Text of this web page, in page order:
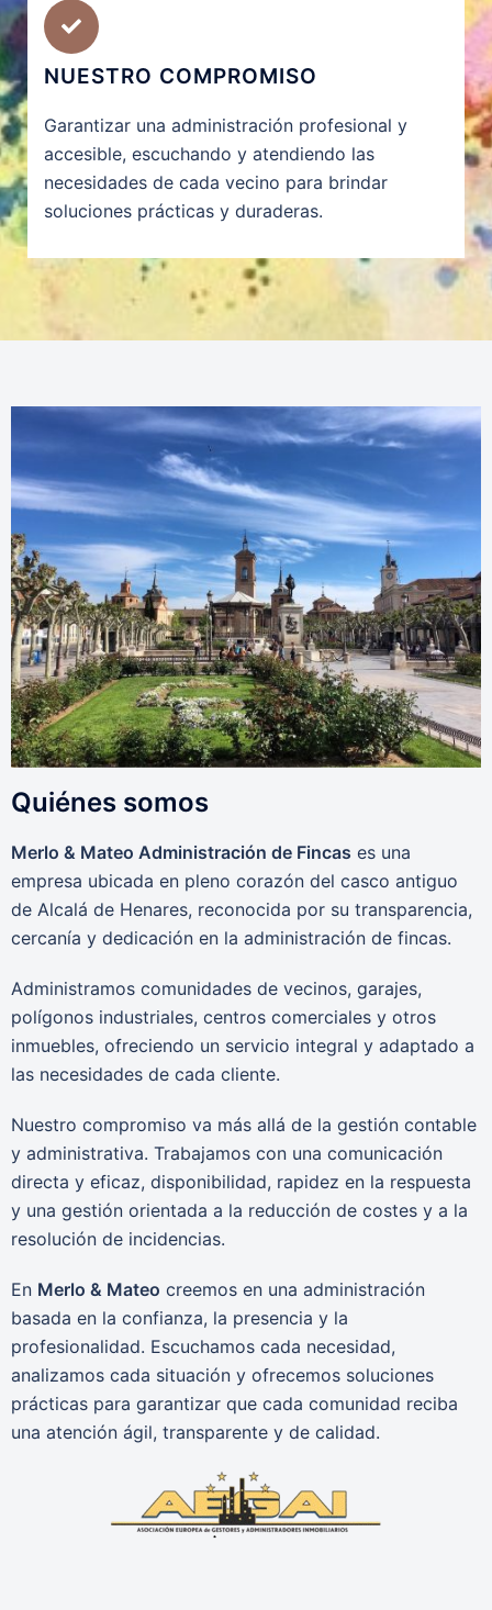
NUESTRO COMPROMISO
Garantizar una administración profesional y
accesible, escuchando y atendiendo las
necesidades de cada vecino para brindar
soluciones prácticas y duraderas.
Quiénes somos
Merlo & Mateo Administración de Fincas es una
empresa ubicada en pleno corazón del casco antiguo
de Alcalá de Henares, reconocida por su transparencia,
cercanía y dedicación en la administración de fincas.
Administramos comunidades de vecinos, garajes,
polígonos industriales, centros comerciales y otros
inmuebles, ofreciendo un servicio integral y adaptado a
las necesidades de cada cliente.
Nuestro compromiso va más allá de la gestión contable
y administrativa. Trabajamos con una comunicación
directa y eficaz, disponibilidad, rapidez en la respuesta
y una gestión orientada a la reducción de costes y a la
resolución de incidencias.
En Merlo & Mateo creemos en una administración
basada en la confianza, la presencia y la
profesionalidad. Escuchamos cada necesidad,
analizamos cada situación y ofrecemos soluciones
prácticas para garantizar que cada comunidad reciba
una atención ágil, transparente y de calidad.